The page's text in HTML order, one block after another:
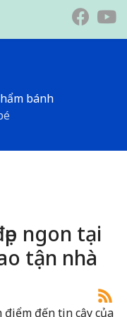
bánh
ngon tại
tận nhà
đến tin cậy của